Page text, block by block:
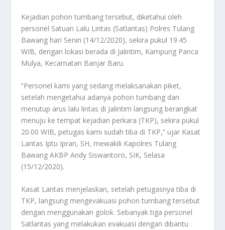
Kejadian pohon tumbang tersebut, diketahui oleh
personel Satuan Lalu Lintas (Satlantas) Polres Tulang
Bawang hari Senin (14/12/2020), sekira pukul 19.45
WIB, dengan lokasi berada di Jalintim, Kampung Panca
Mulya, Kecamatan Banjar Baru.
“Personel kami yang sedang melaksanakan piket,
setelah mengetahui adanya pohon tumbang dan
menutup arus lalu lintas di Jalintim langsung berangkat
menuju ke tempat kejadian perkara (TKP), sekira pukul
20.00 WIB, petugas kami sudah tiba di TKP,” ujar Kasat
Lantas Iptu Ipran, SH, mewakili Kapolres Tulang
Bawang AKBP Andy Siswantoro, SIK, Selasa
(15/12/2020).
Kasat Lantas menjelaskan, setelah petugasnya tiba di
TKP, langsung mengevakuasi pohon tumbang tersebut
dengan menggunakan golok. Sebanyak tiga personel
Satlantas yang melakukan evakuasi dengan dibantu